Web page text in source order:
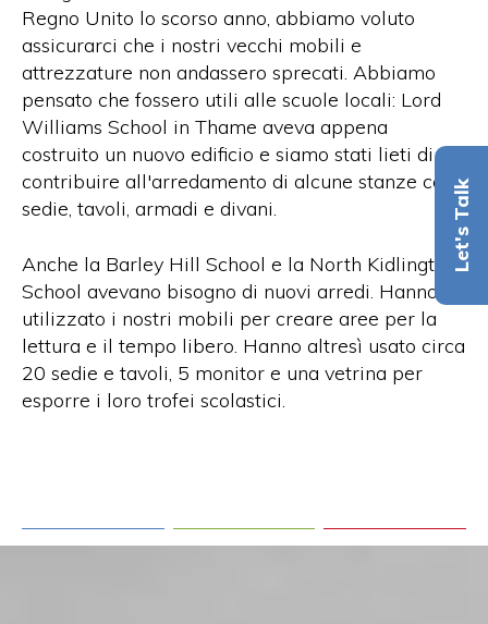
Let's Talk
Regno Unito lo scorso anno, abbiamo voluto
assicurarci che i nostri vecchi mobili e
attrezzature non andassero sprecati. Abbiamo
pensato che fossero utili alle scuole locali: Lord
Williams School in Thame aveva appena
costruito un nuovo edificio e siamo stati lieti di
contribuire all'arredamento di alcune stanze con
sedie, tavoli, armadi e divani.
Anche la Barley Hill School e la North Kidlington
School avevano bisogno di nuovi arredi. Hanno
utilizzato i nostri mobili per creare aree per la
lettura e il tempo libero. Hanno altresì usato circa
20 sedie e tavoli, 5 monitor e una vetrina per
esporre i loro trofei scolastici.